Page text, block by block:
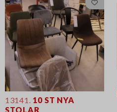
13141. 10 ST NYA
STOLAR